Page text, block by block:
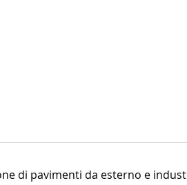
di pavimenti da esterno e